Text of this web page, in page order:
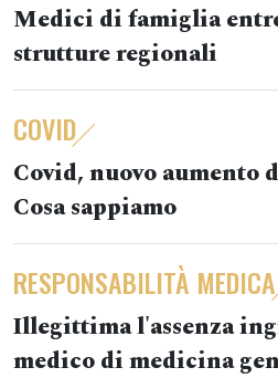
Medici di famiglia
strutture regionali
COVID
Covid, nuovo aumento
Cosa sappiamo
RESPONSABILITÀ MEDICA
Illegittima l'assenza
medico di medicina